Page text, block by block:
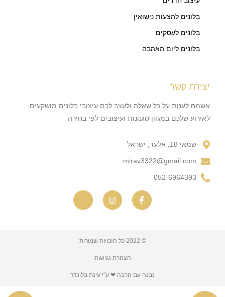
בלונים להצעות נישואין
בלונים לעסקים
בלונים ליום האהבה
יצירת קשר
אשמח לענות על כל שאלה ולעצב לכם עיצובי בלונים מושקעים
לאירוע שלכם במגוון סגנונות ועיצובים לפי בחירה
שמאי 18, אלעד, ישראל
mirav3322@gmail.com
052-6964393
© 2022 כל הזכויות שמורות
הצהרת נגישות
נבנה עם הרבה ❤ ע"י עינת בלונדר